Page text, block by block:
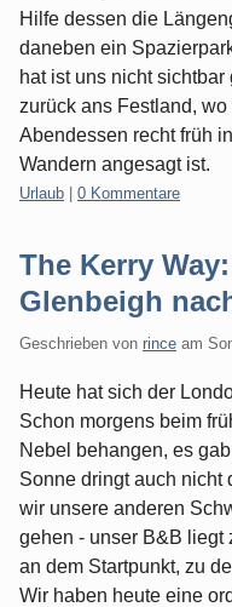
Hilfe dessen die
daneben ein
hat ist uns nicht
zurück ans Festland,
Abendessen recht früh
Wandern angesagt ist.
Kategorien:
Urlaub 0 Kommentare
The Kerry
Glenbeigh
Geschrieben von rince am
Heute hat sich der
Schon morgens beim
Nebel behangen, es
Sonne dringt auch nicht
wir unsere anderen
gehen - unser B&B liegt
an dem Startpunkt, zu
Wir haben heute eine